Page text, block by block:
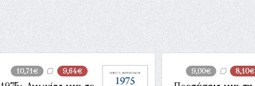
10,71€ 9,64€ 9,00€ 8,10€